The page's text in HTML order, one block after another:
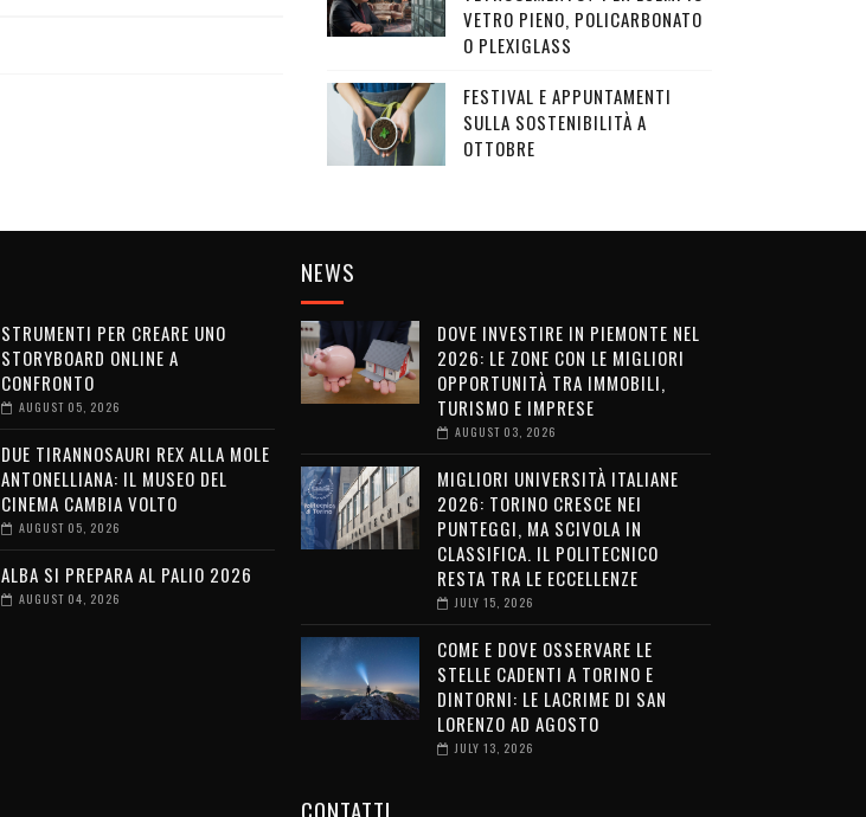
VETRO PIENO, POLICARBONATO
O PLEXIGLASS
FESTIVAL E APPUNTAMENTI
SULLA SOSTENIBILITÀ A
OTTOBRE
STRUMENTI PER CREARE UNO
STORYBOARD ONLINE A
CONFRONTO
AUGUST 05, 2026
DUE TIRANNOSAURI REX ALLA MOLE
ANTONELLIANA: IL MUSEO DEL
CINEMA CAMBIA VOLTO
AUGUST 05, 2026
ALBA SI PREPARA AL PALIO 2026
AUGUST 04, 2026
NEWS
DOVE INVESTIRE IN PIEMONTE NEL
2026: LE ZONE CON LE MIGLIORI
OPPORTUNITÀ TRA IMMOBILI,
TURISMO E IMPRESE
AUGUST 03, 2026
MIGLIORI UNIVERSITÀ ITALIANE
2026: TORINO CRESCE NEI
PUNTEGGI, MA SCIVOLA IN
CLASSIFICA. IL POLITECNICO
RESTA TRA LE ECCELLENZE
JULY 15, 2026
COME E DOVE OSSERVARE LE
STELLE CADENTI A TORINO E
DINTORNI: LE LACRIME DI SAN
LORENZO AD AGOSTO
JULY 13, 2026
CONTATTI